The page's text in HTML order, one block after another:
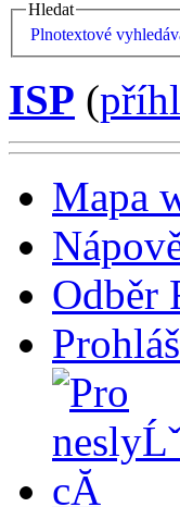
Hledat
Plnotextové
ISP (
Mapa
Odběr